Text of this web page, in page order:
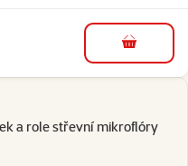
do košíku
a role střevní mikroflóry